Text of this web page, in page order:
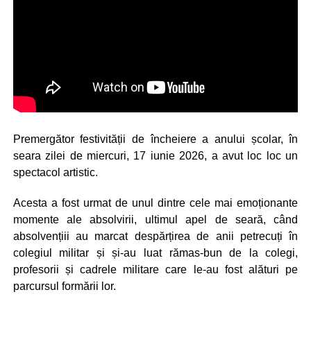
Premergător festivității de încheiere a anului școlar, în
seara zilei de miercuri, 17 iunie 2026, a avut loc loc un
spectacol artistic.
Acesta a fost urmat de unul dintre cele mai emoționante
momente ale absolvirii, ultimul apel de seară, când
absolvențiii au marcat despărțirea de anii petrecuți în
colegiul militar și și-au luat rămas-bun de la colegi,
profesorii și cadrele militare care le-au fost alături pe
parcursul formării lor.